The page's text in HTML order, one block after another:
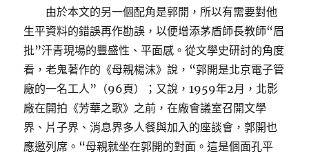
由於本文的另一個配角是郭開，所以有需要對他
生平資料的錯誤再作勘誤，以便增添茅盾師長教師“眉
批”汗青現場的豐盛性、平面感。從文學史研討的角度
看，老鬼著作的《母親楊沫》說，“郭開是北京電子管
廠的一名工人”（96頁）；又說，1959年2月，北影
廠在開拍《芳華之歌》之前，在廠會議室召開文學
界、片子界、消息界多人餐與加入的座談會，郭開也
應邀列席。“母親就坐在郭開的對面。這是個面孔平